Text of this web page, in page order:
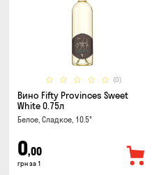
(0)
Вино Fifty Provinces Sweet
White 0.75л
Белое, Сладкое, 10.5°
0,00
грн за 1